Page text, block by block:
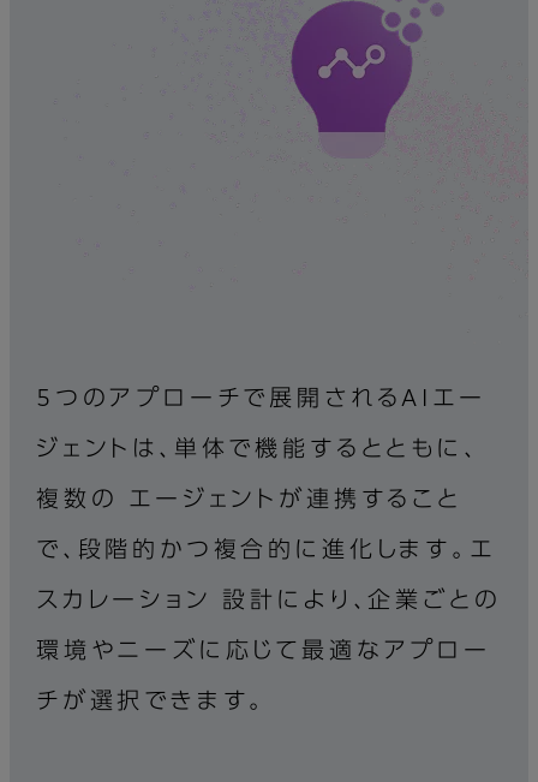
5つのアプローチで展開されるAIエー
ジェントは、単体で機能するとともに、
複数の エージェントが連携すること
で、段階的かつ複合的に進化します。エ
スカレーション 設計により、企業ごとの
環境やニーズに応じて最適なアプロー
チが選択できます。